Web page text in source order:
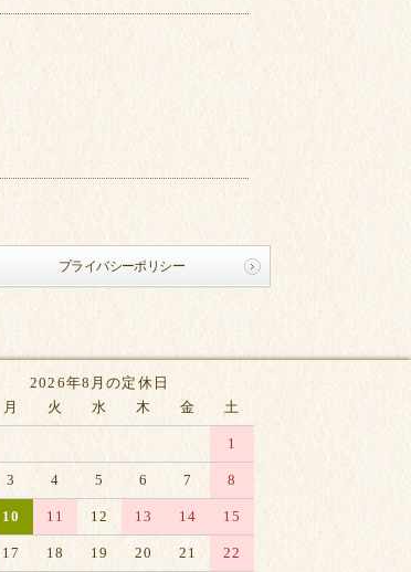
プライバシーポリシー
2026年8月の定休日
月 火 水 木 金 土
1
3 4 5 6 7 8
10 11 12 13 14 15
17 18 19 20 21 22